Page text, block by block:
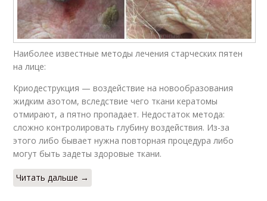
Наиболее известные методы лечения старческих пятен
на лице:
Криодеструкция — воздействие на новообразования
жидким азотом, вследствие чего ткани кератомы
отмирают, а пятно пропадает. Недостаток метода:
сложно контролировать глубину воздействия. Из-за
этого либо бывает нужна повторная процедура либо
могут быть задеты здоровые ткани.
Читать дальше →